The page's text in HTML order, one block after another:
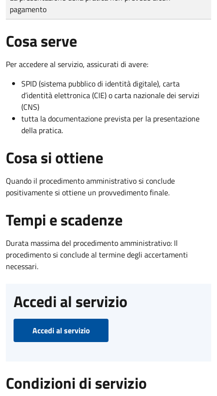
pagamento
Cosa serve
Per accedere al servizio, assicurati di avere:
SPID (sistema pubblico di identità digitale), carta
d’identità elettronica (CIE) o carta nazionale dei servizi
(CNS)
tutta la documentazione prevista per la presentazione
della pratica.
Cosa si ottiene
Quando il procedimento amministrativo si conclude
positivamente si ottiene un provvedimento finale.
Tempi e scadenze
Durata massima del procedimento amministrativo: Il
procedimento si conclude al termine degli accertamenti
necessari.
Accedi al servizio
Accedi al servizio
Condizioni di servizio